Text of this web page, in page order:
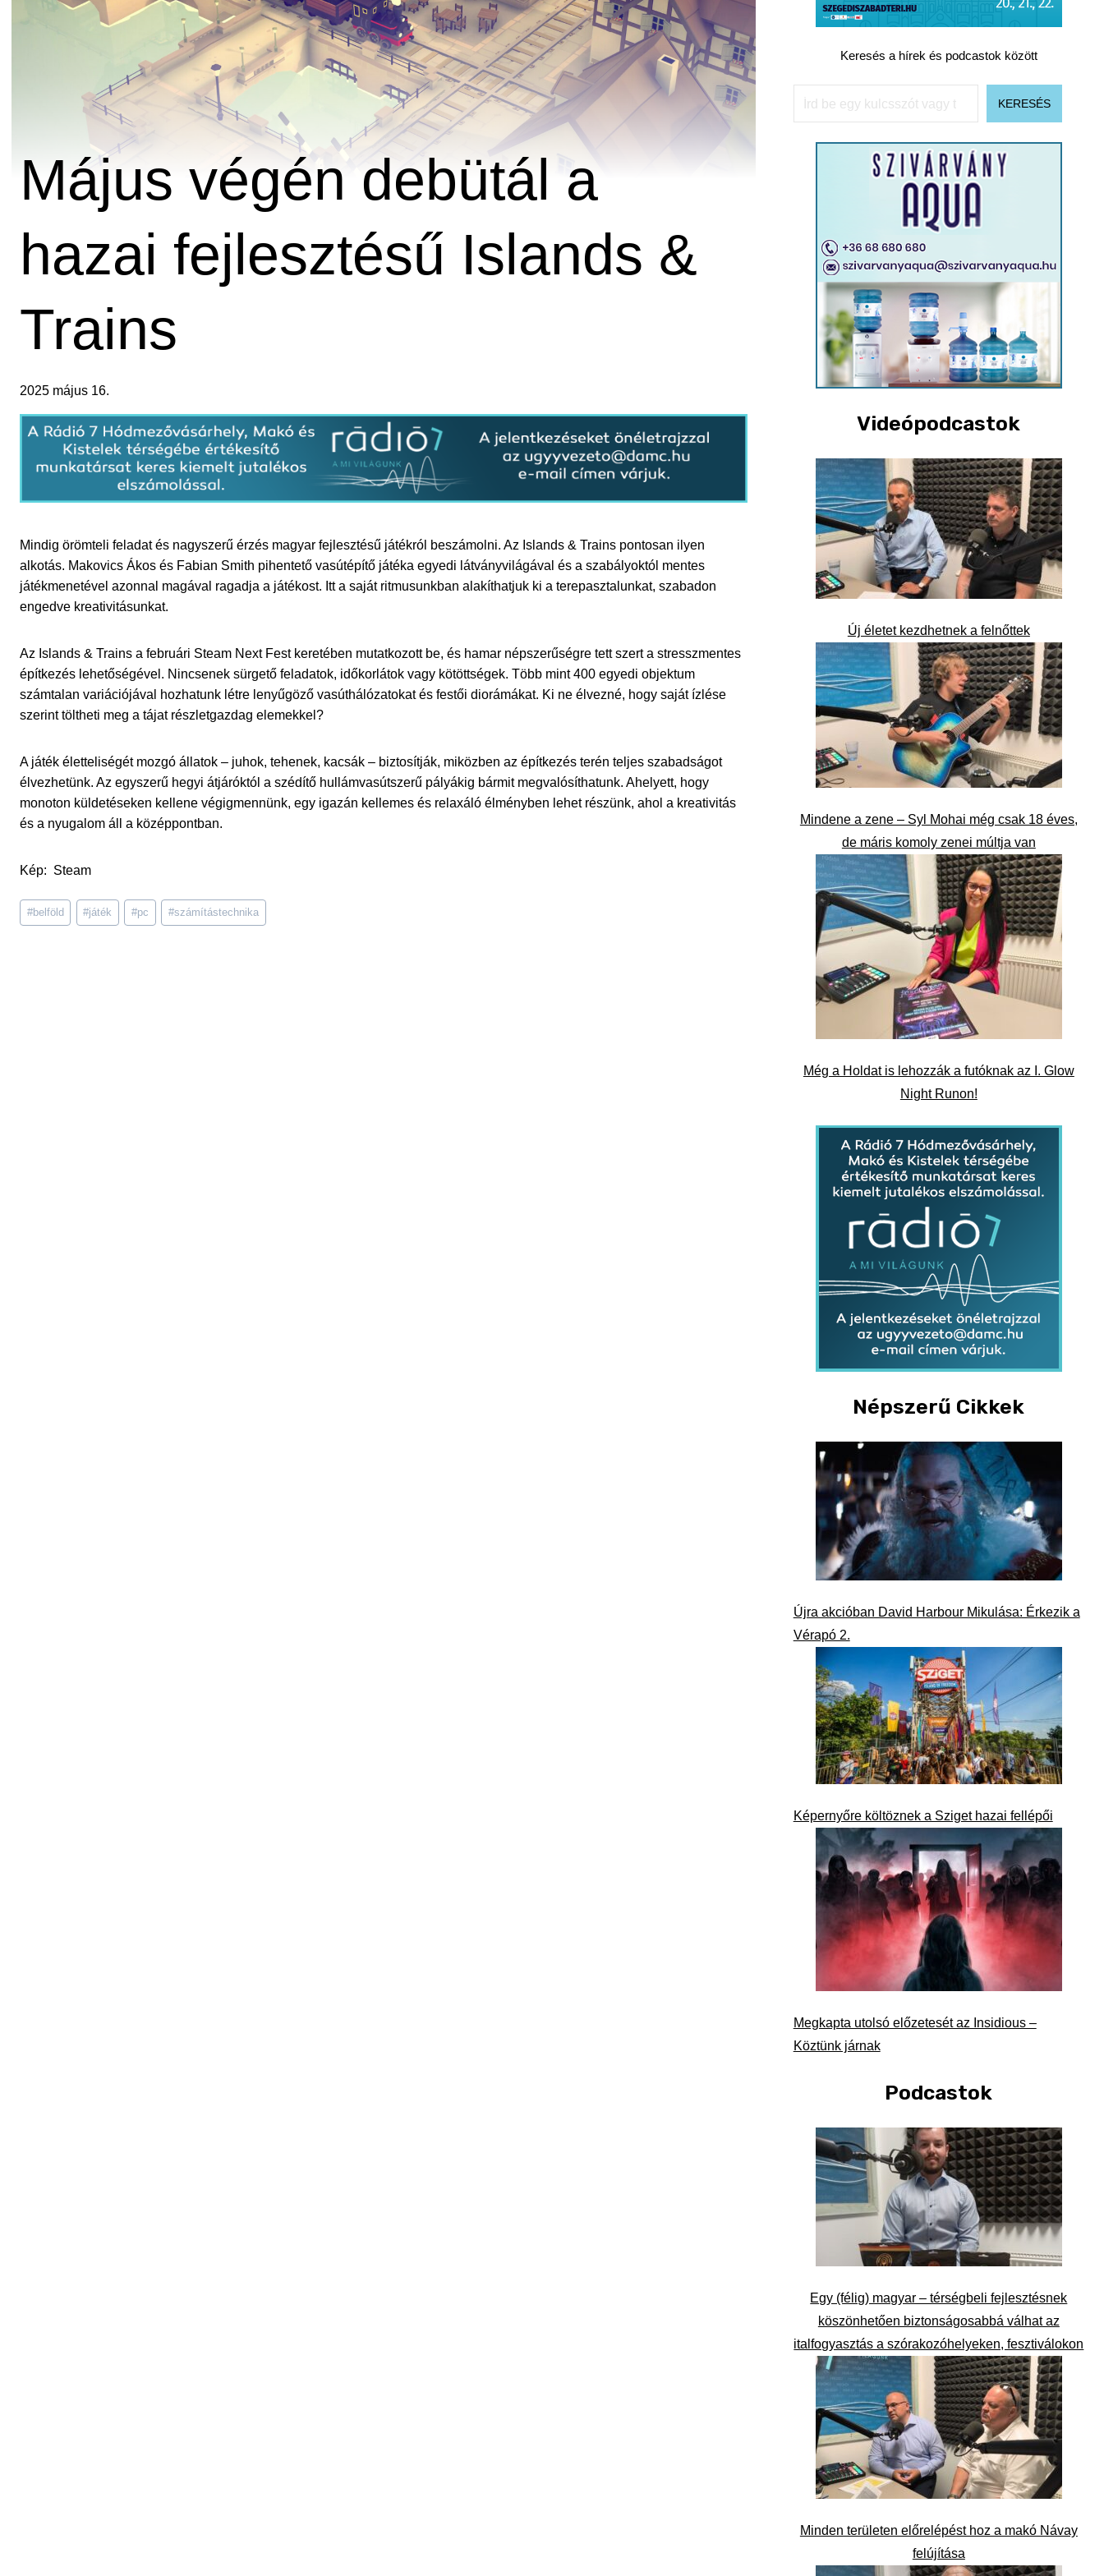
Május végén debütál a
hazai fejlesztésű Islands &
Trains
2025 május 16.
Mindig örömteli feladat és nagyszerű érzés magyar fejlesztésű játékról beszámolni. Az Islands & Trains pontosan ilyen
alkotás. Makovics Ákos és Fabian Smith pihentető vasútépítő játéka egyedi látványvilágával és a szabályoktól mentes
játékmenetével azonnal magával ragadja a játékost. Itt a saját ritmusunkban alakíthatjuk ki a terepasztalunkat, szabadon
engedve kreativitásunkat.
Az Islands & Trains a februári Steam Next Fest keretében mutatkozott be, és hamar népszerűségre tett szert a stresszmentes
építkezés lehetőségével. Nincsenek sürgető feladatok, időkorlátok vagy kötöttségek. Több mint 400 egyedi objektum
számtalan variációjával hozhatunk létre lenyűgöző vasúthálózatokat és festői diorámákat. Ki ne élvezné, hogy saját ízlése
szerint töltheti meg a tájat részletgazdag elemekkel?
A játék életteliségét mozgó állatok – juhok, tehenek, kacsák – biztosítják, miközben az építkezés terén teljes szabadságot
élvezhetünk. Az egyszerű hegyi átjáróktól a szédítő hullámvasútszerű pályákig bármit megvalósíthatunk. Ahelyett, hogy
monoton küldetéseken kellene végigmennünk, egy igazán kellemes és relaxáló élményben lehet részünk, ahol a kreativitás
és a nyugalom áll a középpontban.
Kép: Steam
Post
Tags:
#belföld #játék #pc #számítástechnika
Keresés a hírek és podcastok között
Keresés
KERESÉS
Videópodcastok
Új életet kezdhetnek a felnőttek
Mindene a zene – Syl Mohai még csak 18 éves,
de máris komoly zenei múltja van
Még a Holdat is lehozzák a futóknak az I. Glow
Night Runon!
Népszerű Cikkek
Újra akcióban David Harbour Mikulása: Érkezik a
Vérapó 2.
Képernyőre költöznek a Sziget hazai fellépői
Megkapta utolsó előzetesét az Insidious –
Köztünk járnak
Podcastok
Egy (félig) magyar – térségbeli fejlesztésnek
köszönhetően biztonságosabbá válhat az
italfogyasztás a szórakozóhelyeken, fesztiválokon
Minden területen előrelépést hoz a makó Návay
felújítása